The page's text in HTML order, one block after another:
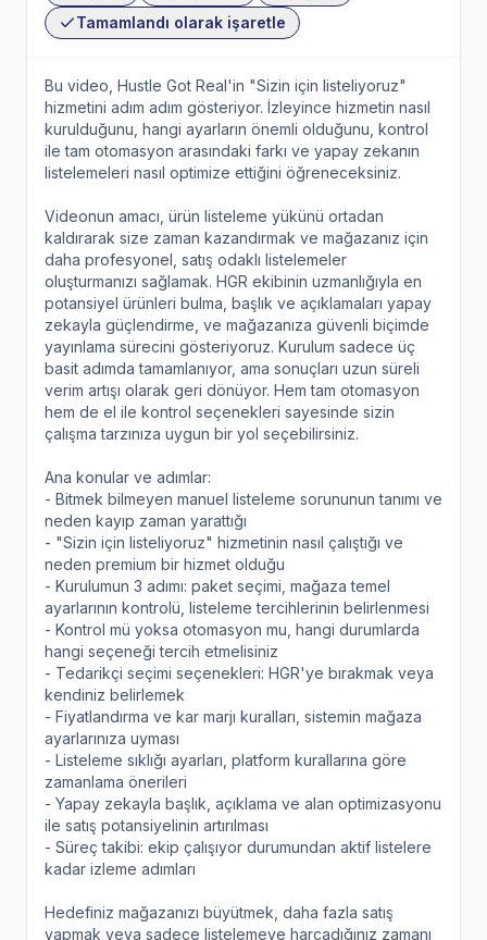
Tamamlandı olarak işaretle
Bu video, Hustle Got Real'in "Sizin için listeliyoruz"
hizmetini adım adım gösteriyor. İzleyince hizmetin nasıl
kurulduğunu, hangi ayarların önemli olduğunu, kontrol
ile tam otomasyon arasındaki farkı ve yapay zekanın
listelemeleri nasıl optimize ettiğini öğreneceksiniz.
Videonun amacı, ürün listeleme yükünü ortadan
kaldırarak size zaman kazandırmak ve mağazanız için
daha profesyonel, satış odaklı listelemeler
oluşturmanızı sağlamak. HGR ekibinin uzmanlığıyla en
potansiyel ürünleri bulma, başlık ve açıklamaları yapay
zekayla güçlendirme, ve mağazanıza güvenli biçimde
yayınlama sürecini gösteriyoruz. Kurulum sadece üç
basit adımda tamamlanıyor, ama sonuçları uzun süreli
verim artışı olarak geri dönüyor. Hem tam otomasyon
hem de el ile kontrol seçenekleri sayesinde sizin
çalışma tarzınıza uygun bir yol seçebilirsiniz.
Ana konular ve adımlar:
- Bitmek bilmeyen manuel listeleme sorununun tanımı ve
neden kayıp zaman yarattığı
- "Sizin için listeliyoruz" hizmetinin nasıl çalıştığı ve
neden premium bir hizmet olduğu
- Kurulumun 3 adımı: paket seçimi, mağaza temel
ayarlarının kontrolü, listeleme tercihlerinin belirlenmesi
- Kontrol mü yoksa otomasyon mu, hangi durumlarda
hangi seçeneği tercih etmelisiniz
- Tedarikçi seçimi seçenekleri: HGR'ye bırakmak veya
kendiniz belirlemek
- Fiyatlandırma ve kar marjı kuralları, sistemin mağaza
ayarlarınıza uyması
- Listeleme sıklığı ayarları, platform kurallarına göre
zamanlama önerileri
- Yapay zekayla başlık, açıklama ve alan optimizasyonu
ile satış potansiyelinin artırılması
- Süreç takibi: ekip çalışıyor durumundan aktif listelere
kadar izleme adımları
Hedefiniz mağazanızı büyütmek, daha fazla satış
yapmak veya sadece listelemeye harcadığınız zamanı